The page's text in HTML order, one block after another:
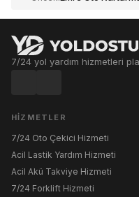
7/24 yol yardım hizmetleri
HIZMETLER
7/24 Oto Çekici Hizmeti
Acil Lastik Yardım Hizmeti
Acil Akü Takviye Hizmeti
7/24 Forklift Hizmeti